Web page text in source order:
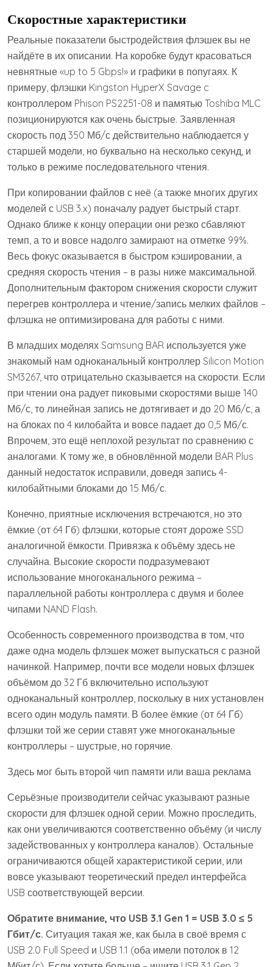
Скоростные характеристики
Реальные показатели быстродействия флэшек вы не
найдёте в их описании. На коробке будут красоваться
невнятные «up to 5 Gbps!» и графики в попугаях. К
примеру, флэшки Kingston HyperX Savage c
контроллером Phison PS2251-08 и памятью Toshiba MLC
позиционируются как очень быстрые. Заявленная
скорость под 350 Мб/с действительно наблюдается у
старшей модели, но буквально на несколько секунд, и
только в режиме последовательного чтения.
При копировании файлов с неё (а также многих других
моделей с USB 3.x) поначалу радует быстрый старт.
Однако ближе к концу операции они резко сбавляют
темп, а то и вовсе надолго замирают на отметке 99%.
Весь фокус оказывается в быстром кэшировании, а
средняя скорость чтения – в разы ниже максимальной.
Дополнительным фактором снижения скорости служит
перегрев контроллера и чтение/запись мелких файлов –
флэшка не оптимизирована для работы с ними.
В младших моделях Samsung BAR используется уже
знакомый нам одноканальный контроллер Silicon Motion
SM3267, что отрицательно сказывается на скорости. Если
при чтении она радует пиковыми скоростями выше 140
Мб/с, то линейная запись не дотягивает и до 20 Мб/с, а
на блоках по 4 килобайта и вовсе падает до 0,5 Мб/с.
Впрочем, это ещё неплохой результат по сравнению с
аналогами. К тому же, в обновлённой модели BAR Plus
данный недостаток исправили, доведя запись 4-
килобайтными блоками до 15 Мб/с.
Конечно, приятные исключения встречаются, но это
ёмкие (от 64 Гб) флэшки, которые стоят дороже SSD
аналогичной ёмкости. Привязка к объёму здесь не
случайна. Высокие скорости подразумевают
использование многоканального режима –
параллельной работы контроллера с двумя и более
чипами NAND Flash.
Особенность современного производства в том, что
даже одна модель флэшек может выпускаться с разной
начинкой. Например, почти все модели новых флэшек
объёмом до 32 Гб включительно используют
одноканальный контроллер, поскольку в них установлен
всего один модуль памяти. В более ёмкие (от 64 Гб)
флэшки той же серии ставят уже многоканальные
контроллеры – шустрые, но горячие.
Здесь мог быть второй чип памяти или ваша реклама
Серьёзные производители сейчас указывают разные
скорости для флэшек одной серии. Можно проследить,
как они увеличиваются соответственно объёму (и числу
задействованных у контроллера каналов). Остальные
ограничиваются общей характеристикой серии, или
вовсе указывают теоретический предел интерфейса
USB соответствующей версии.
Обратите внимание, что USB 3.1 Gen 1 = USB 3.0 ≤ 5
Гбит/с. Ситуация такая же, как была в своё время с
USB 2.0 Full Speed и USB 1.1 (оба имели потолок в 12